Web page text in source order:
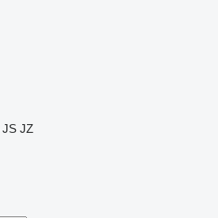
JS JZ